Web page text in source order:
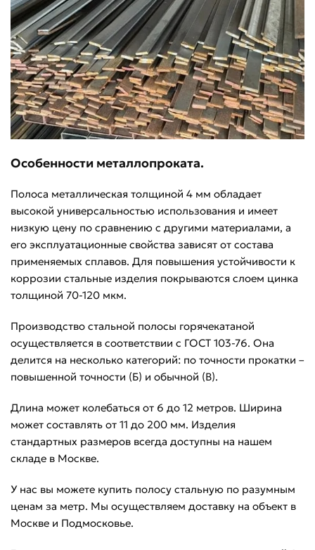
Особенности металлопроката.
Полоса металлическая толщиной 4 мм обладает
высокой универсальностью использования и имеет
низкую цену по сравнению с другими материалами, а
его эксплуатационные свойства зависят от состава
применяемых сплавов. Для повышения устойчивости к
коррозии стальные изделия покрываются слоем цинка
толщиной 70-120 мкм.
Производство стальной полосы горячекатаной
осуществляется в соответствии с ГОСТ 103-76. Она
делится на несколько категорий: по точности прокатки –
повышенной точности (Б) и обычной (В).
Длина может колебаться от 6 до 12 метров. Ширина
может составлять от 11 до 200 мм. Изделия
стандартных размеров всегда доступны на нашем
складе в Москве.
У нас вы можете купить полосу стальную по разумным
ценам за метр. Мы осуществляем доставку на объект в
Москве и Подмосковье.